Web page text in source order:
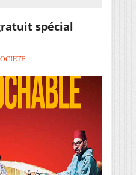
spécial